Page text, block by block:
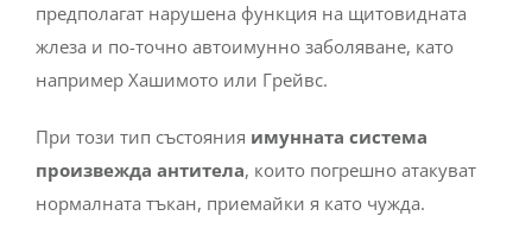
предполагат нарушена функция на щитовидната
жлеза и по-точно автоимунно заболяване, като
например Хашимото или Грейвс.
При този тип състояния имунната система
произвежда антитела, които погрешно атакуват
нормалната тъкан, приемайки я като чужда.